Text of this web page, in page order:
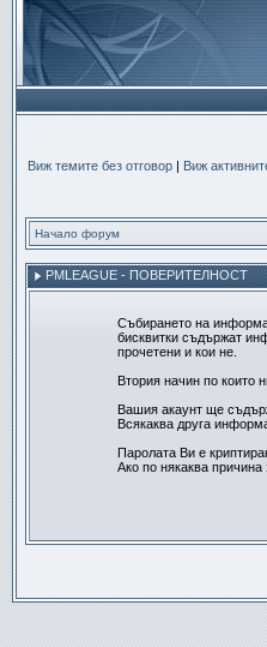
Виж темите без отговор | Виж
Начало форум
PMLEAGUE - ПОВЕРИТЕЛНОСТ
Събирането на
бисквитки съдържат
прочетени и кои не.
Втория начин по които
Вашия акаунт ще
Всякаква друга
Паролата Ви е
Ако по някаква причина